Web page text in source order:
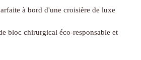
à bord d'une croisière de luxe
bloc chirurgical éco-responsable et